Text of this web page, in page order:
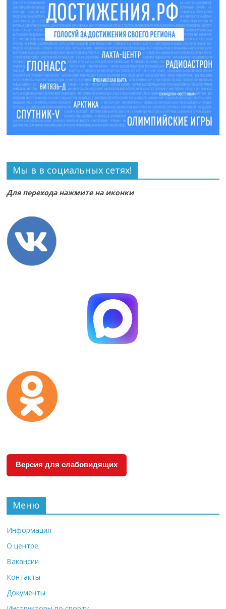
Мы в в социальных сетях!
Для перехода нажмите на иконки
Версия для слабовидящих
Меню
Информация
О центре
Вакансии
Контакты
Документы